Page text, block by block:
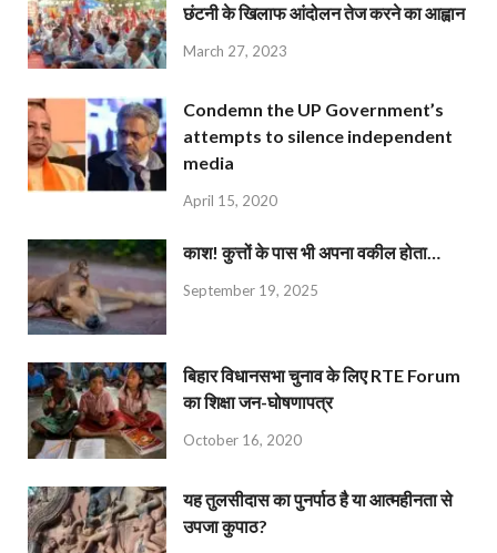
छंटनी के खिलाफ आंदोलन तेज करने का आह्वान
March 27, 2023
Condemn the UP Government’s
attempts to silence independent
media
April 15, 2020
काश! कुत्तों के पास भी अपना वकील होता…
September 19, 2025
बिहार विधानसभा चुनाव के लिए RTE Forum
का शिक्षा जन-घोषणापत्र
October 16, 2020
यह तुलसीदास का पुनर्पाठ है या आत्महीनता से
उपजा कुपाठ?